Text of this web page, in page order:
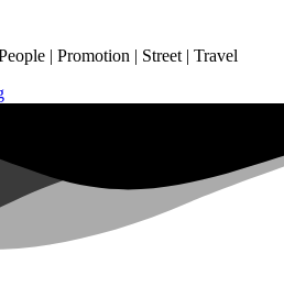
| Promotion | Street | Travel